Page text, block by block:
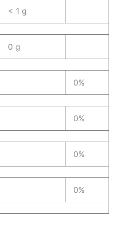
< 1 g
0 g
0%
0%
0%
0%